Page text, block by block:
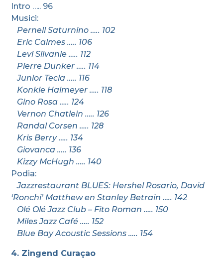
Intro ….. 96
Musici:
Pernell Saturnino ….. 102
Eric Calmes ….. 106
Levi Silvanie ….. 112
Pierre Dunker ….. 114
Junior Tecla ….. 116
Konkie Halmeyer ….. 118
Gino Rosa ….. 124
Vernon Chatlein ….. 126
Randal Corsen ….. 128
Kris Berry ….. 134
Giovanca ….. 136
Kizzy McHugh ….. 140
Podia:
Jazzrestaurant BLUES: Hershel Rosario, David
‘Ronchi’ Matthew en Stanley Betrain ….. 142
Olé Olé Jazz Club – Fito Roman ….. 150
Miles Jazz Café ….. 152
Blue Bay Acoustic Sessions ….. 154
4. Zingend Curaçao